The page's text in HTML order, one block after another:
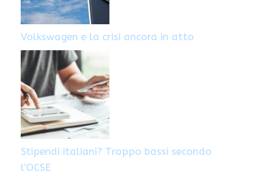
Volkswagen e la crisi ancora in atto
Stipendi italiani? Troppo bassi secondo
l’OCSE